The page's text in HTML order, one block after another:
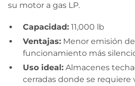
su motor a gas LP.
Capacidad: 11,000 lb
Ventajas: Menor emisión
funcionamiento más
Uso ideal: Almacenes
cerradas donde se requiere